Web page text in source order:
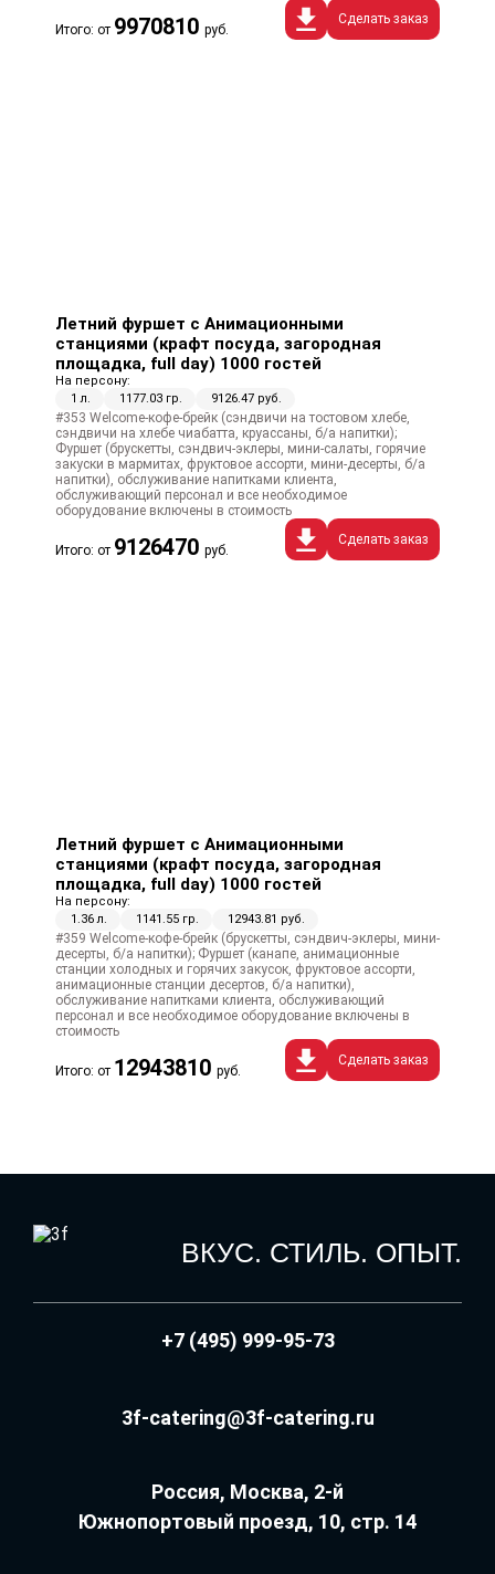
Итого: от 9970810 руб.
Сделать заказ
Летний фуршет с Анимационными
станциями (крафт посуда, загородная
площадка, full day) 1000 гостей
На персону:
1 л.
1177.03 гр. 9126.47 руб.
#353 Welcome-кофе-брейк (сэндвичи на тостовом хлебе,
сэндвичи на хлебе чиабатта, круассаны, б/а напитки);
Фуршет (брускетты, сэндвич-эклеры, мини-салаты, горячие
закуски в мармитах, фруктовое ассорти, мини-десерты, б/а
напитки), обслуживание напитками клиента,
обслуживающий персонал и все необходимое
оборудование включены в стоимость
Итого: от 9126470 руб.
Сделать заказ
Летний фуршет с Анимационными
станциями (крафт посуда, загородная
площадка, full day) 1000 гостей
На персону:
1.36 л.
1141.55 гр. 12943.81 руб.
#359 Welcome-кофе-брейк (брускетты, сэндвич-эклеры, мини-
десерты, б/а напитки); Фуршет (канапе, анимационные
станции холодных и горячих закусок, фруктовое ассорти,
анимационные станции десертов, б/а напитки),
обслуживание напитками клиента, обслуживающий
персонал и все необходимое оборудование включены в
стоимость
Итого: от 12943810 руб.
Сделать заказ
ВКУС. СТИЛЬ. ОПЫТ.
+7 (495) 999-95-73
3f-catering@3f-catering.ru
Россия, Москва, 2-й
Южнопортовый проезд, 10, стр. 14